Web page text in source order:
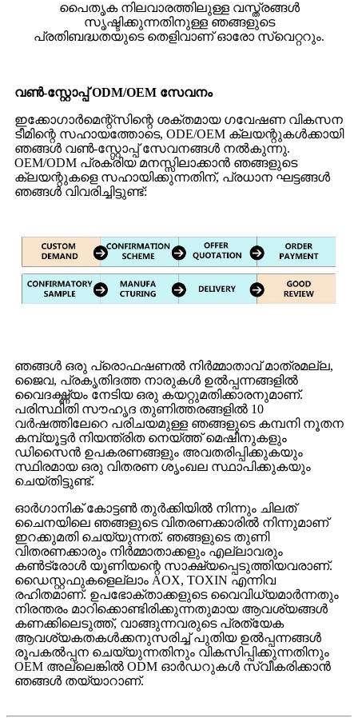
പൈതൃക നിലവാരത്തിലുള്ള വസ്ത്രങ്ങൾ
സൃഷ്ടിക്കുന്നതിനുള്ള ഞങ്ങളുടെ
പ്രതിബദ്ധതയുടെ തെളിവാണ് ഓരോ സ്വെറ്ററും.
വൺ-സ്റ്റോപ്പ് ODM/OEM സേവനം
ഇക്കോഗാർമെന്റ്‌സിന്റെ ശക്തമായ ഗവേഷണ വികസന
ടീമിന്റെ സഹായത്തോടെ, ODE/OEM ക്ലയന്റുകൾക്കായി
ഞങ്ങൾ വൺ-സ്റ്റോപ്പ് സേവനങ്ങൾ നൽകുന്നു.
OEM/ODM പ്രക്രിയ മനസ്സിലാക്കാൻ ഞങ്ങളുടെ
ക്ലയന്റുകളെ സഹായിക്കുന്നതിന്, പ്രധാന ഘട്ടങ്ങൾ
ഞങ്ങൾ വിവരിച്ചിട്ടുണ്ട്:
ഞങ്ങൾ ഒരു പ്രൊഫഷണൽ നിർമ്മാതാവ് മാത്രമല്ല,
ജൈവ, പ്രകൃതിദത്ത നാരുകൾ ഉൽപ്പന്നങ്ങളിൽ
വൈദഗ്ദ്ധ്യം നേടിയ ഒരു കയറ്റുമതിക്കാരനുമാണ്.
പരിസ്ഥിതി സൗഹൃദ തുണിത്തരങ്ങളിൽ 10
വർഷത്തിലേറെ പരിചയമുള്ള ഞങ്ങളുടെ കമ്പനി നൂതന
കമ്പ്യൂട്ടർ നിയന്ത്രിത നെയ്ത്ത് മെഷീനുകളും
ഡിസൈൻ ഉപകരണങ്ങളും അവതരിപ്പിക്കുകയും
സ്ഥിരമായ ഒരു വിതരണ ശൃംഖല സ്ഥാപിക്കുകയും
ചെയ്തിട്ടുണ്ട്.
ഓർഗാനിക് കോട്ടൺ തുർക്കിയിൽ നിന്നും ചിലത്
ചൈനയിലെ ഞങ്ങളുടെ വിതരണക്കാരിൽ നിന്നുമാണ്
ഇറക്കുമതി ചെയ്യുന്നത്. ഞങ്ങളുടെ തുണി
വിതരണക്കാരും നിർമ്മാതാക്കളും എല്ലാവരും
കൺട്രോൾ യൂണിയന്റെ സാക്ഷ്യപ്പെടുത്തിയവരാണ്.
ഡൈസ്റ്റഫുകളെല്ലാം AOX, TOXIN എന്നിവ
രഹിതമാണ്. ഉപഭോക്താക്കളുടെ വൈവിധ്യമാർന്നതും
നിരന്തരം മാറിക്കൊണ്ടിരിക്കുന്നതുമായ ആവശ്യങ്ങൾ
കണക്കിലെടുത്ത്, വാങ്ങുന്നവരുടെ പ്രത്യേക
ആവശ്യകതകൾക്കനുസരിച്ച് പുതിയ ഉൽപ്പന്നങ്ങൾ
രൂപകൽപ്പന ചെയ്യുന്നതിനും വികസിപ്പിക്കുന്നതിനും
OEM അല്ലെങ്കിൽ ODM ഓർഡറുകൾ സ്വീകരിക്കാൻ
ഞങ്ങൾ തയ്യാറാണ്.